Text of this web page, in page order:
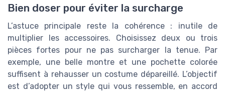
Bien doser pour éviter la surcharge
L’astuce principale reste la cohérence : inutile de
multiplier les accessoires. Choisissez deux ou trois
pièces fortes pour ne pas surcharger la tenue. Par
exemple, une belle montre et une pochette colorée
suffisent à rehausser un costume dépareillé. L’objectif
est d’adopter un style qui vous ressemble, en accord